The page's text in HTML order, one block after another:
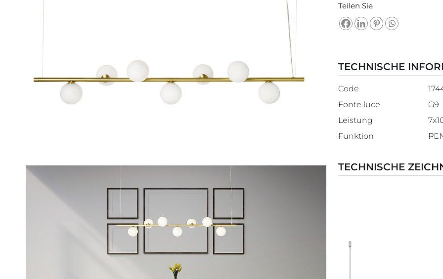
Teilen Sie
TECHNISCHE
Code
Fonte luce
G9
Leistung
Funktion
TECHNISCHE